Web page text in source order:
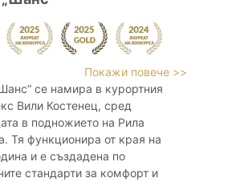
Покажи повече >>
се намира в курортния
Вили Костенец, сред
в подножието на Рила
Тя функционира от края на
и е създадена по
стандарти за комфорт и